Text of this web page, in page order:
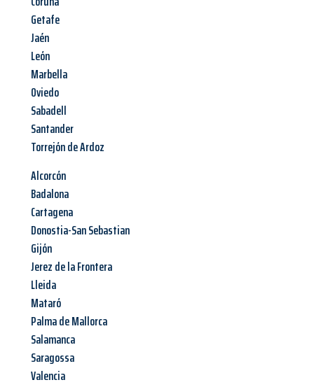
Getafe
Jaén
León
Marbella
Oviedo
Sabadell
Santander
Torrejón de Ardoz
Alcorcón
Badalona
Cartagena
Donostia-San Sebastian
Gijón
Jerez de la Frontera
Lleida
Mataró
Palma de Mallorca
Salamanca
Saragossa
Valencia